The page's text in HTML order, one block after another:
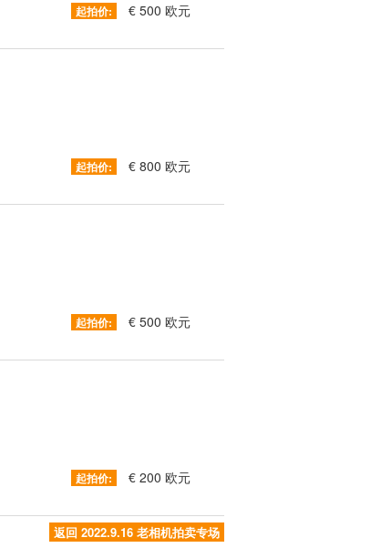
起拍价: € 500 欧元
起拍价: € 800 欧元
起拍价: € 500 欧元
起拍价: € 200 欧元
返回 2022.9.16 老相机拍卖专场